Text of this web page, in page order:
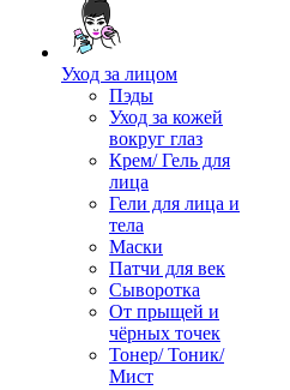
Уход за лицом
Пэды
Уход за кожей
вокруг глаз
Крем/ Гель для
лица
Гели для лица и
тела
Маски
Патчи для век
Сыворотка
От прыщей и
чёрных точек
Тонер/ Тоник/
Мист